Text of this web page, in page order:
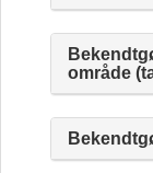
område